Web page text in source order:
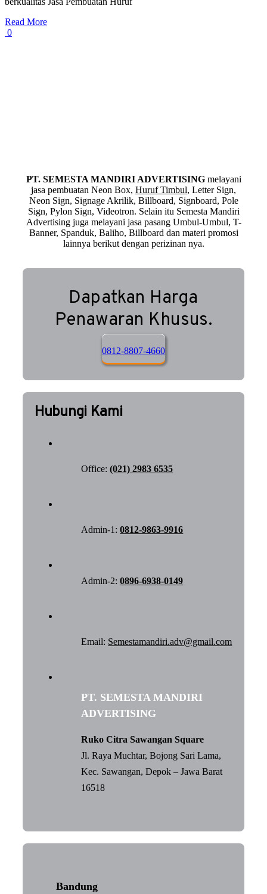
Read More
0
PT. SEMESTA MANDIRI ADVERTISINGmelayani
jasa pembuatan Neon Box, Huruf Timbul, Letter Sign,
Neon Sign, Signage Akrilik, Billboard, Signboard, Pole
Sign, Pylon Sign, Videotron. Selain itu Semesta Mandiri
Advertising juga melayani jasa pasang Umbul-Umbul, T-
Banner, Spanduk, Baliho, Billboard dan materi promosi
lainnya berikut dengan perizinan nya.
Dapatkan Harga
Penawaran Khusus.
0812-8807-4660
Hubungi Kami
Office:(021) 2983 6535
Admin-1:0812-9863-9916
Admin-2:0896-6938-0149
Email: Semestamandiri.adv@gmail.com
PT. SEMESTA MANDIRI
ADVERTISING
Ruko Citra Sawangan Square
Jl. Raya Muchtar, Bojong Sari Lama,
Kec. Sawangan, Depok – Jawa Barat
16518
Bandung